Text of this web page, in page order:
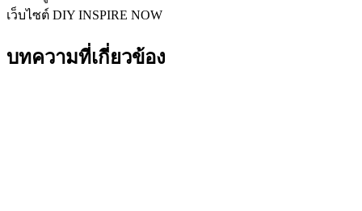
เว็บไซต์ DIY INSPIRE NOW
บทความที่เกี่ยวข้อง